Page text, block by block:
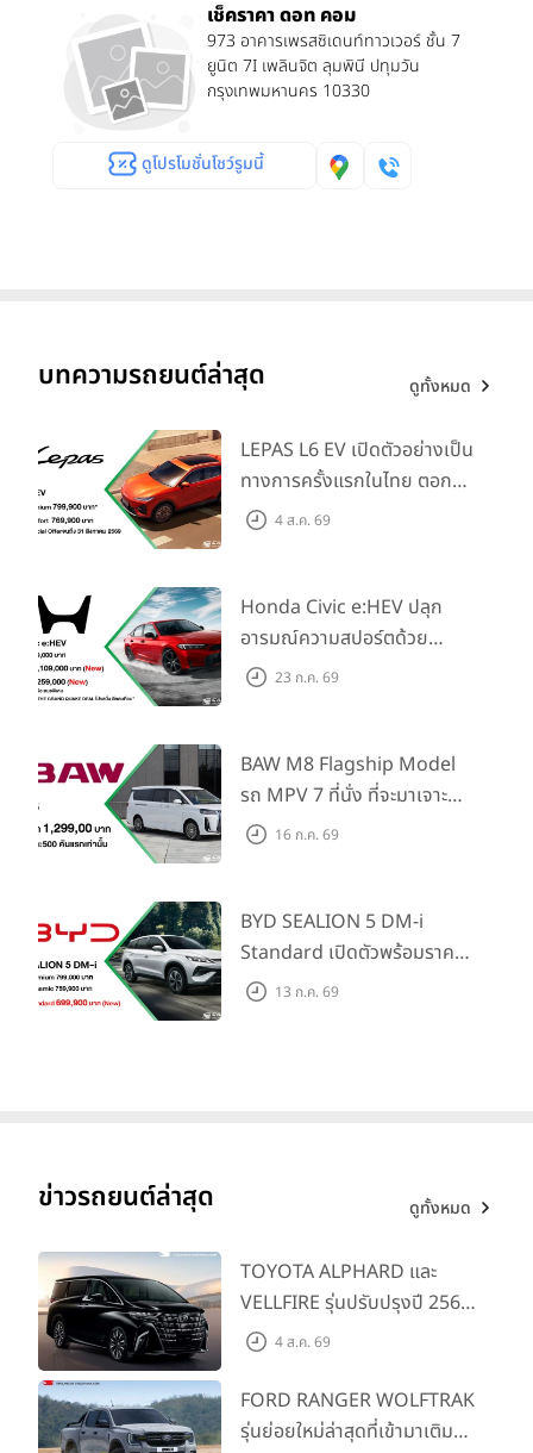
เช็คราคา ดอท คอม
973 อาคารเพรสซิเดนท์ทาวเวอร์ ชั้น 7
ยูนิต 7I เพลินจิต ลุมพินี ปทุมวัน
กรุงเทพมหานคร 10330
ดูโปรโมชั่นโชว์รูมนี้
บทความรถยนต์ล่าสุด ดูทั้งหมด
LEPAS L6 EV เปิดตัวอย่างเป็น
ทางการครั้งแรกในไทย ตอกย้ำ
วิสัยทัศน์ “Drive Your
4 ส.ค. 69
Honda Civic e:HEV ปลุก
อารมณ์ความสปอร์ตด้วย
Honda S+ Shift ครั้งแรกใน
Traffic Monitor เพียงจอง
ภายใน 31 ก.ค. 2569 รับบัตร
น้ำมันมูลค่า 10,000 บาท
23 ก.ค. 69
BAW M8 Flagship Model
รถ MPV 7 ที่นั่ง ที่จะมาเจาะ
ตลาดครอบครัวและองค์กรยุค
แรก)
16 ก.ค. 69
BYD SEALION 5 DM-i
Standard เปิดตัวพร้อมราคา
คาดการณ์ 699,900 บาท รุ่น
13 ก.ค. 69
ข่าวรถยนต์ล่าสุด ดูทั้งหมด
TOYOTA ALPHARD และ
VELLFIRE รุ่นปรับปรุงปี 2569
พร้อมรุ่นย่อยใหม่ HEV
4 ส.ค. 69
FORD RANGER WOLFTRAK
รุ่นย่อยใหม่ล่าสุดที่เข้ามาเติม